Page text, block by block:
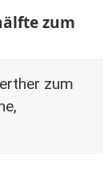
zum
zum